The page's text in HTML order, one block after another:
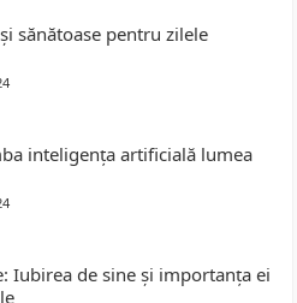
sănătoase pentru zilele
inteligența artificială lumea
Iubirea de sine și importanța ei